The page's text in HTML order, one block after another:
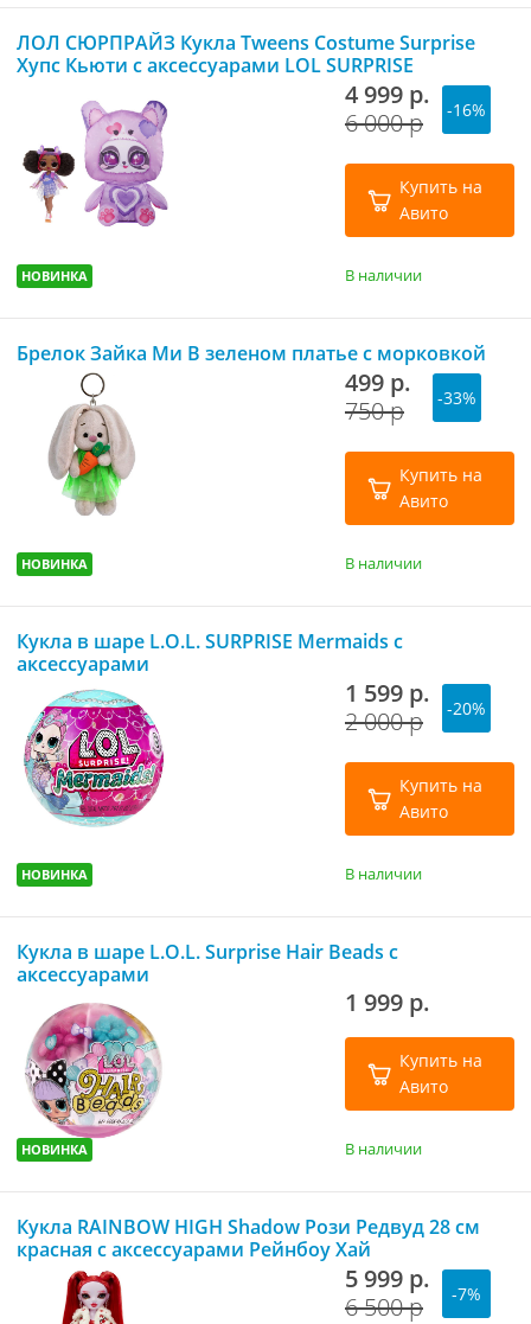
НОВИНКА
ЛОЛ СЮРПРАЙЗ Кукла Tweens Costume Surprise
Хупс Кьюти с аксессуарами LOL SURPRISE
4 999 р.
6 000 р
-16%
Купить на
Авито
В наличии
НОВИНКА
Брелок Зайка Ми В зеленом платье с морковкой
499 р.
750 р
-33%
Купить на
Авито
В наличии
НОВИНКА
Кукла в шаре L.O.L. SURPRISE Mermaids с
аксессуарами
1 599 р.
2 000 р
-20%
Купить на
Авито
В наличии
НОВИНКА
Кукла в шаре L.O.L. Surprise Hair Beads с
аксессуарами
1 999 р.
Купить на
Авито
В наличии
Кукла RAINBOW HIGH Shadow Рози Редвуд 28 см
красная с аксессуарами Рейнбоу Хай
5 999 р.
6 500 р
-7%